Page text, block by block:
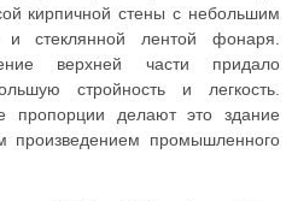
кирпичной стены с небольшим
стеклянной лентой фонаря.
верхней части придало
стройность и легкость.
пропорции делают это здание
произведением промышленного